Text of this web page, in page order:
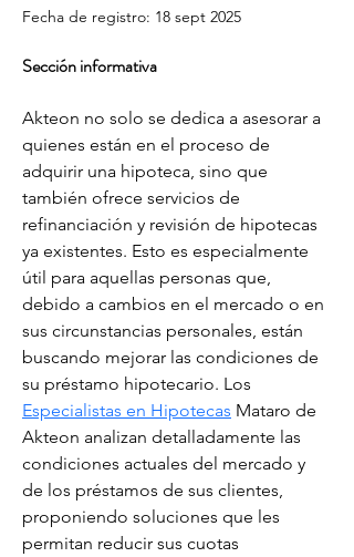
Fecha de registro: 18 sept 2025
Sección informativa
Akteon no solo se dedica a asesorar a
quienes están en el proceso de
adquirir una hipoteca, sino que
también ofrece servicios de
refinanciación y revisión de hipotecas
ya existentes. Esto es especialmente
útil para aquellas personas que,
debido a cambios en el mercado o en
sus circunstancias personales, están
buscando mejorar las condiciones de
su préstamo hipotecario. Los
Especialistas en Hipotecas Mataro de
Akteon analizan detalladamente las
condiciones actuales del mercado y
de los préstamos de sus clientes,
proponiendo soluciones que les
permitan reducir sus cuotas